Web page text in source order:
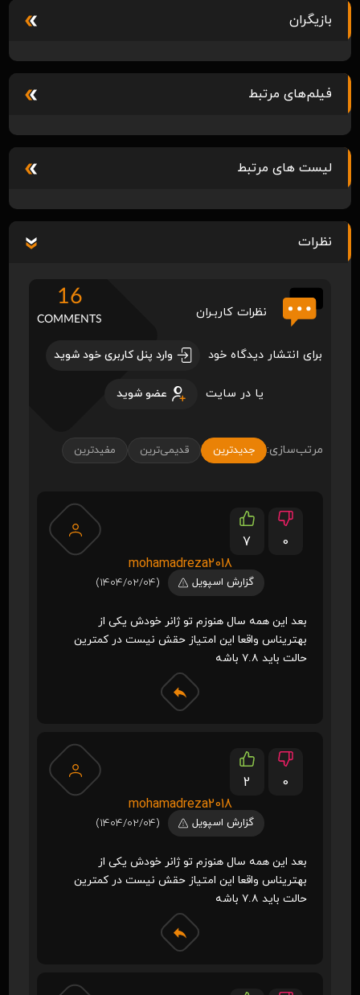
بازیگران
فیلم‌های مرتبط
لیست های مرتبط
نظرات
نظرات کاربـران
16
COMMENTS
برای انتشار دیدگاه خود وارد پنل کاربری خود شوید
یا در سایت عضو شوید
مرتب‌سازی: جدیدترین قدیمی‌ترین مفیدترین
7
0
mohamadreza2018
گزارش اسپویل (1404/02/04)
بعد این همه سال هنوزم تو ژانر خودش یکی از
بهتریناس واقعا این امتیاز حقش نیست در کمترین
حالت باید ۷.۸ باشه
2
0
mohamadreza2018
گزارش اسپویل (1404/02/04)
بعد این همه سال هنوزم تو ژانر خودش یکی از
بهتریناس واقعا این امتیاز حقش نیست در کمترین
حالت باید ۷.۸ باشه